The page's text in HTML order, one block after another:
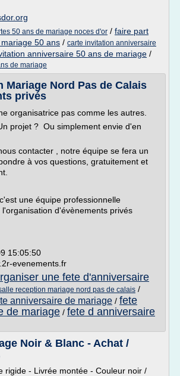
50 ans de mariage noces d'or / faire part
50 ans / carte invitation anniversaire
anniversaire 50 ans de mariage /
de mariage
Mariage Nord Pas de Calais
privés
organisatrice pas comme les autres.
projet ? Ou simplement envie d'en
contacter , notre équipe se fera un
à vos questions, gratuitement et
une équipe professionnelle
d'évènements privés
15:05:50
evenements.fr
une fete d'anniversaire
reception mariage nord pas de calais /
anniversaire de mariage / fete
de mariage / fete d anniversaire
Noir & Blanc - Achat /
rigide - Livrée montée - Couleur noir /